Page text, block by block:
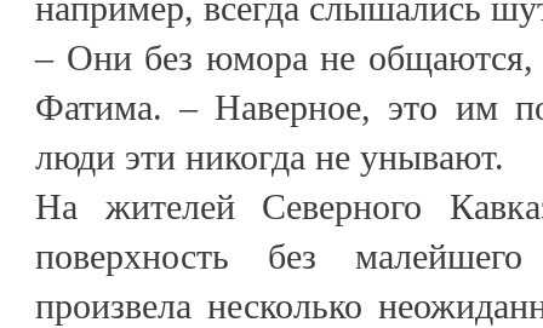
например, всегда слышались
– Они без юмора не общаются,
Фатима. – Наверное, это им
люди эти никогда не унывают.
На жителей Северного
поверхность без
произвела несколько